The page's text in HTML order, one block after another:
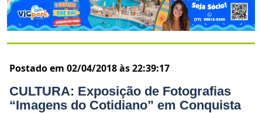
Postado em 02/04/2018 às 22:39:17
CULTURA: Exposição de Fotografias
“Imagens do Cotidiano” em Conquista